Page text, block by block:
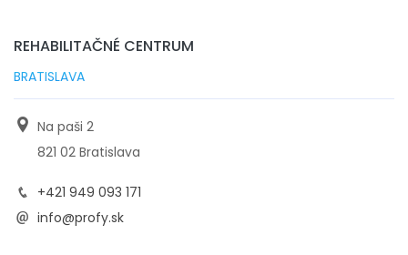
REHABILITAČNÉ CENTRUM
BRATISLAVA
Na paši 2
821 02 Bratislava
+421 949 093 171
info@profy.sk